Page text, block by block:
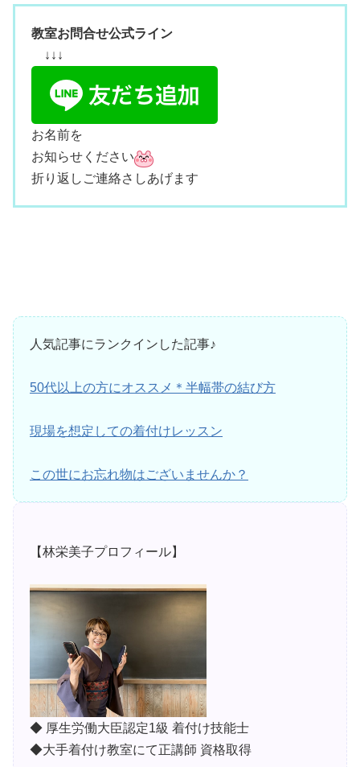
教室お問合せ公式ライン
↓↓↓
お名前を
お知らせください
折り返しご連絡さしあげます
人気記事にランクインした記事♪
50代以上の方にオススメ＊半幅帯の結び方
現場を想定しての着付けレッスン
この世にお忘れ物はございませんか？
【林栄美子プロフィール】
◆ 厚生労働大臣認定1級 着付け技能士
◆大手着付け教室にて正講師 資格取得